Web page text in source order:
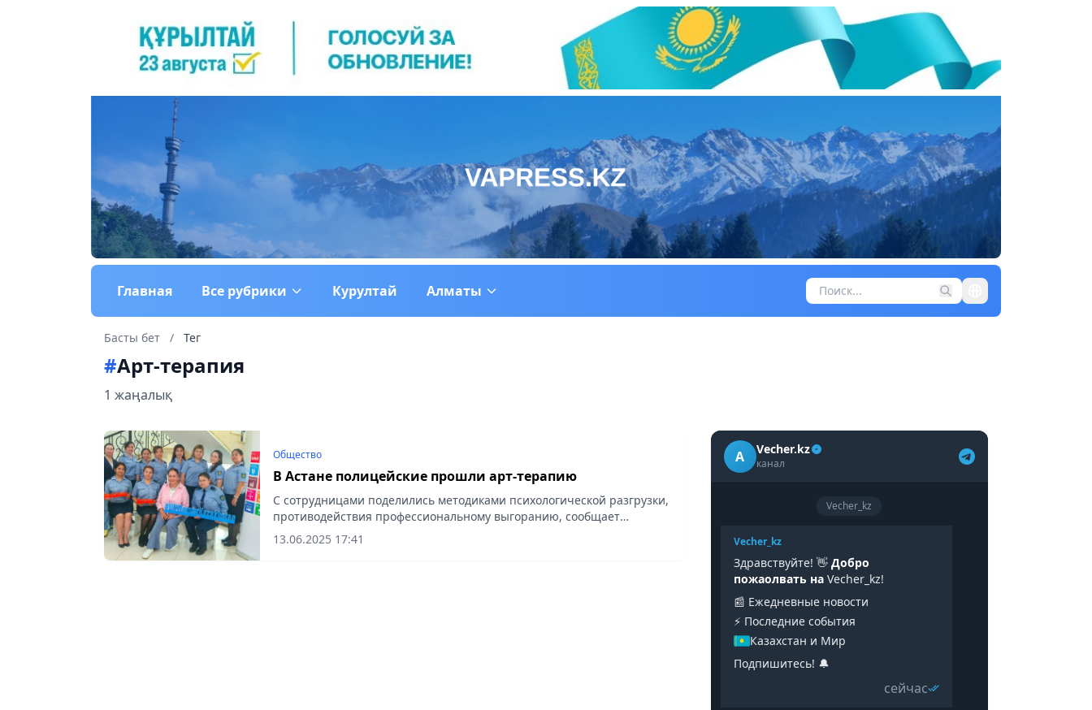
Главная Все рубрики Курултай Алматы
Басты бет / Тег
#Арт-терапия
1 жаңалық
Общество
В Астане полицейские прошли арт-терапию
С сотрудницами поделились методиками психологической разгрузки,
противодействия профессиональному выгоранию, сообщает
Vecher.kz.
13.06.2025 17:41
A Vecher.kz
канал
Vecher_kz
Vecher_kz
Здравствуйте! 👋 Добро
пожаолвать наVecher_kz!
📰 Ежедневные новости
⚡️ Последние события
Казахстан и Мир
Подпишитесь! 🔔
сейчас